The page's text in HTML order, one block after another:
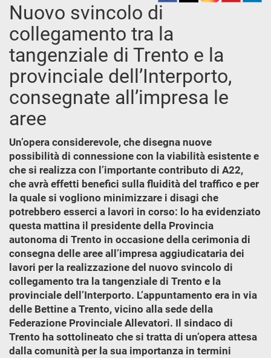
Nuovo svincolo di
collegamento tra la
tangenziale di Trento e la
provinciale dell’Interporto,
consegnate all’impresa le
aree
Un’opera considerevole, che disegna nuove
possibilità di connessione con la viabilità esistente e
che si realizza con l’importante contributo di A22,
che avrà effetti benefici sulla fluidità del traffico e per
la quale si vogliono minimizzare i disagi che
potrebbero esserci a lavori in corso: lo ha evidenziato
questa mattina il presidente della Provincia
autonoma di Trento in occasione della cerimonia di
consegna delle aree all’impresa aggiudicataria dei
lavori per la realizzazione del nuovo svincolo di
collegamento tra la tangenziale di Trento e la
provinciale dell’Interporto. L’appuntamento era in via
delle Bettine a Trento, vicino alla sede della
Federazione Provinciale Allevatori. Il sindaco di
Trento ha sottolineato che si tratta di un’opera attesa
dalla comunità per la sua importanza in termini